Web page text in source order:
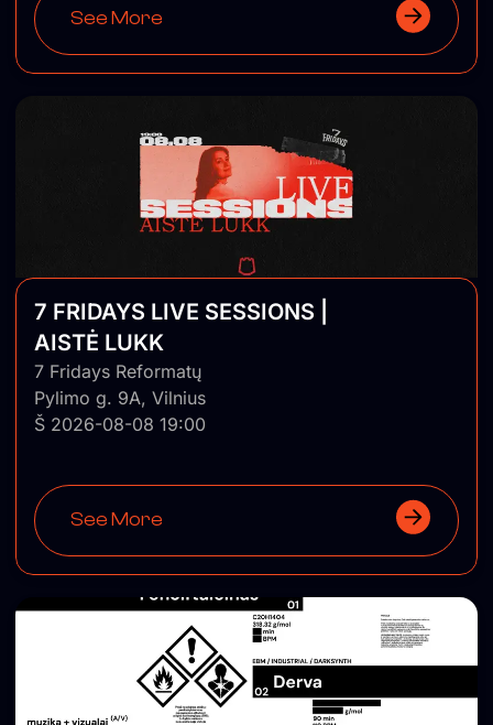
See More
7 FRIDAYS LIVE SESSIONS |
AISTĖ LUKK
7 Fridays Reformatų
Pylimo g. 9A, Vilnius
Š 2026-08-08 19:00
See More